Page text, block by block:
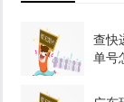
查快
单号